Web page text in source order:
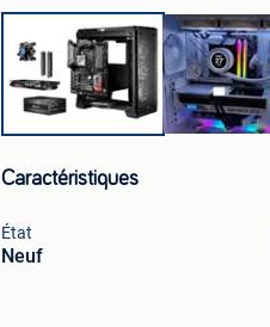
Caractéristiques
État
Neuf